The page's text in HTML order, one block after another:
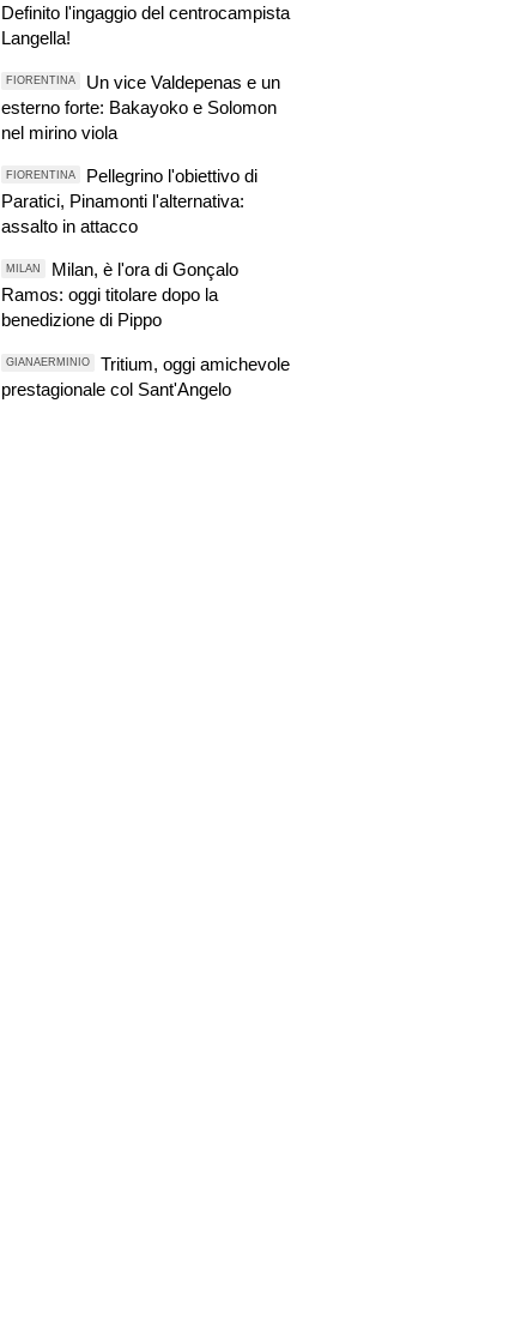
Definito l'ingaggio del centrocampista
Langella!
FIORENTINA
Un vice Valdepenas e un
esterno forte: Bakayoko e Solomon
nel mirino viola
FIORENTINA
Pellegrino l'obiettivo di
Paratici, Pinamonti l'alternativa:
assalto in attacco
MILAN
Milan, è l'ora di Gonçalo
Ramos: oggi titolare dopo la
benedizione di Pippo
GIANAERMINIO
Tritium, oggi amichevole
prestagionale col Sant'Angelo